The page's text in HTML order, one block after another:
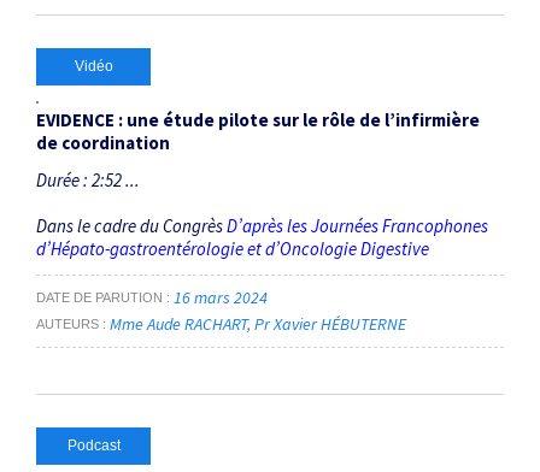
Vidéo
EVIDENCE : une étude pilote sur le rôle de l’infirmière
de coordination
Durée : 2:52 ...
Dans le cadre du CongrèsD’après les Journées Francophones
d’Hépato-gastroentérologie et d’Oncologie Digestive
DATE DE PARUTION 16 mars 2024
AUTEURS Mme Aude RACHART Pr Xavier HÉBUTERNE
Podcast